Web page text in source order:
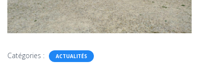
Catégories : ACTUALITÉS